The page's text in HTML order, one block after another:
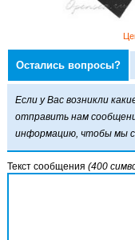
Остались вопросы?
Если у Вас возникли
отправить нам
информацию, чтобы мы
Текст сообщения (400